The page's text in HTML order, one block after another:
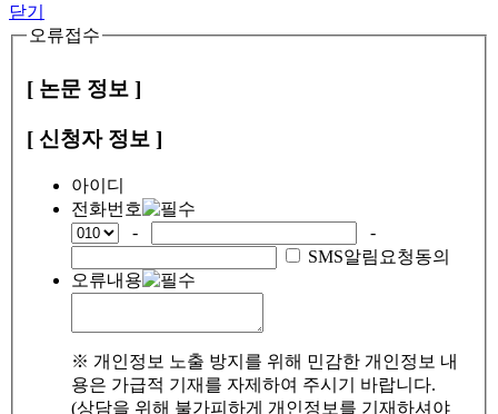
닫기
오류접수
[ 논문 정보 ]
[ 신청자 정보 ]
아이디
전화번호
-
-
SMS알림요청동의
오류내용
※ 개인정보 노출 방지를 위해 민감한 개인정보 내
용은 가급적 기재를 자제하여 주시기 바랍니다.
(상담을 위해 불가피하게 개인정보를 기재하셔야